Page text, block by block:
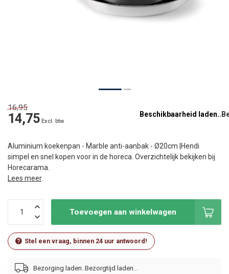
16,95
14,75 Excl. btw
Beschikbaarheid laden..
Aluminium koekenpan - Marble anti-aanbak - Ø20cm |Hendi
simpel en snel kopen voor in de horeca. Overzichtelijk bekijken bij
Horecarama.
Lees meer.
Toevoegen aan winkelwagen
Stel een vraag, binnen 24 uur antwoord!
Bezorging laden..